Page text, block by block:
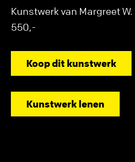
Kunstwerk van Margreet
550,-
Koop dit kunstwerk
Kunstwerk lenen